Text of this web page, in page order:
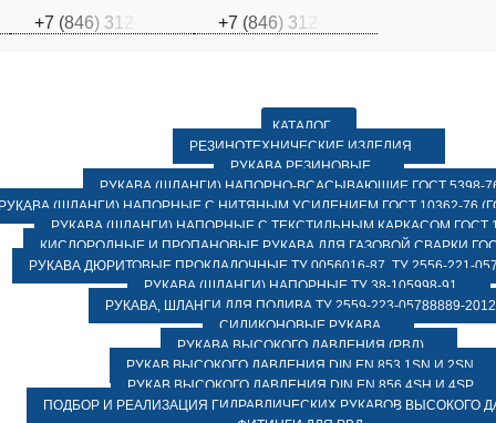
+7 (846) 31 +7 (846) 31
КАТАЛОГ
РЕЗИНОТЕХНИЧЕСКИЕ ИЗДЕЛИЯ
РУКАВА РЕЗИНОВЫЕ
РУКАВА (ШЛАНГИ) НАПОРНО-ВСАСЫВАЮЩИЕ ГОСТ 5398-
(ШЛАНГИ) НАПОРНЫЕ С НИТЯНЫМ УСИЛЕНИЕМ ГОСТ 10362-76
РУКАВА (ШЛАНГИ) НАПОРНЫЕ С ТЕКСТИЛЬНЫМ КАРКАСОМ ГОСТ
КИСЛОРОДНЫЕ И ПРОПАНОВЫЕ РУКАВА ДЛЯ ГАЗОВОЙ СВАРКИ
РУКАВА ДЮРИТОВЫЕ ПРОКЛАДОЧНЫЕ ТУ 0056016-87, ТУ 2556-221-
РУКАВА (ШЛАНГИ) НАПОРНЫЕ ТУ 38-105998-91
РУКАВА, ШЛАНГИ ДЛЯ ПОЛИВА ТУ 2559-223-05788889-2012
СИЛИКОНОВЫЕ РУКАВА
РУКАВА ВЫСОКОГО ДАВЛЕНИЯ (РВД)
РУКАВ ВЫСОКОГО ДАВЛЕНИЯ DIN EN 853 1SN И 2SN
РУКАВ ВЫСОКОГО ДАВЛЕНИЯ DIN EN 856 4SH И 4SP
ПОДБОР И РЕАЛИЗАЦИЯ ГИДРАВЛИЧЕСКИХ РУКАВОВ ВЫСОКОГО